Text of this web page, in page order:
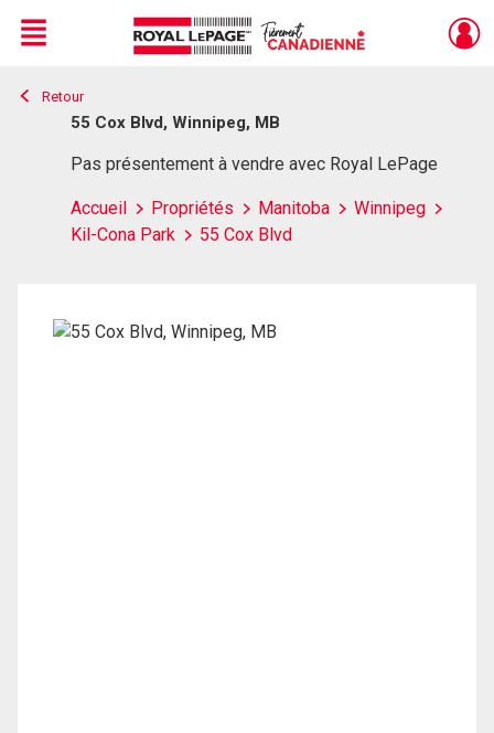
Live
En Direct
Menu
Retour
55 Cox Blvd, Winnipeg, MB
Pas présentement à vendre avec Royal LePage
Accueil Propriétés Manitoba
Winnipeg
Kil-Cona Park
55 Cox Blvd